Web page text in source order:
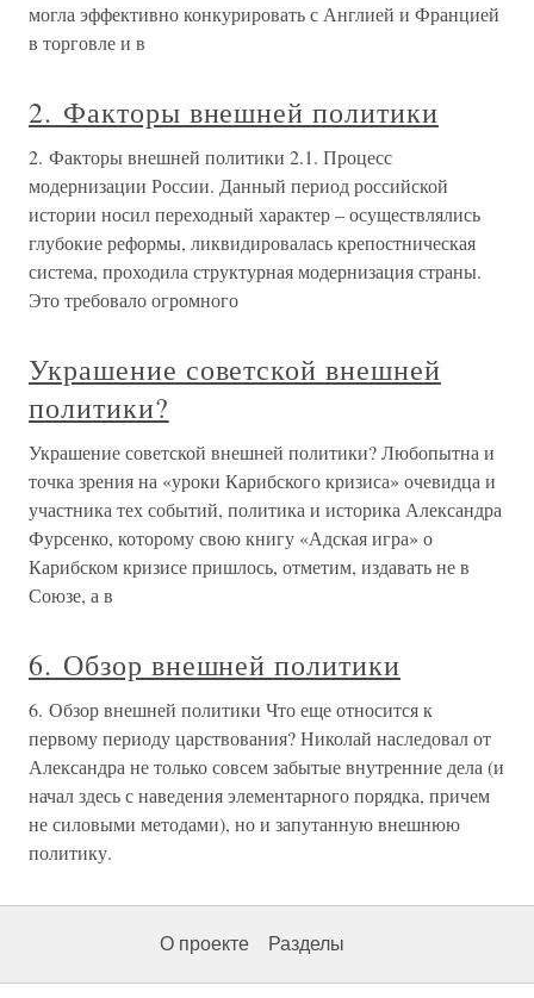
могла эффективно конкурировать с Англией и Францией
в торговле и в
2. Факторы внешней политики
2. Факторы внешней политики 2.1. Процесс
модернизации России. Данный период российской
истории носил переходный характер – осуществлялись
глубокие реформы, ликвидировалась крепостническая
система, проходила структурная модернизация страны.
Это требовало огромного
Украшение советской внешней
политики?
Украшение советской внешней политики? Любопытна и
точка зрения на «уроки Карибского кризиса» очевидца и
участника тех событий, политика и историка Александра
Фурсенко, которому свою книгу «Адская игра» о
Карибском кризисе пришлось, отметим, издавать не в
Союзе, а в
6. Обзор внешней политики
6. Обзор внешней политики Что еще относится к
первому периоду царствования? Николай наследовал от
Александра не только совсем забытые внутренние дела (и
начал здесь с наведения элементарного порядка, причем
не силовыми методами), но и запутанную внешнюю
политику.
О проекте Разделы